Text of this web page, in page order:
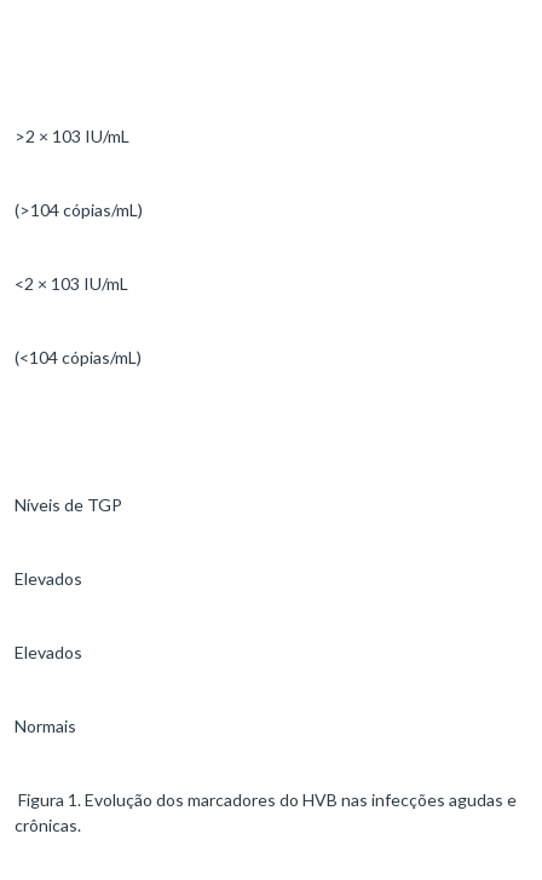
>2 × 103 IU/mL
(>104 cópias/mL)
<2 × 103 IU/mL
(<104 cópias/mL)
Níveis de TGP
Elevados
Elevados
Normais
Figura 1. Evolução dos marcadores do HVB nas infecções agudas e
crônicas.